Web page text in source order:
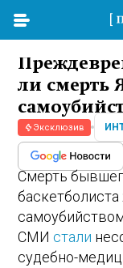
ли смерть
Эксклюзив
Смерть
СМИ стали
судебно-